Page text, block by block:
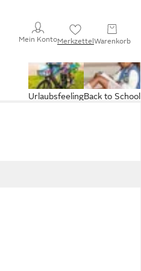
Mein KontoMerkzettelWarenkorb
Back to School
Urlaubsfeeling